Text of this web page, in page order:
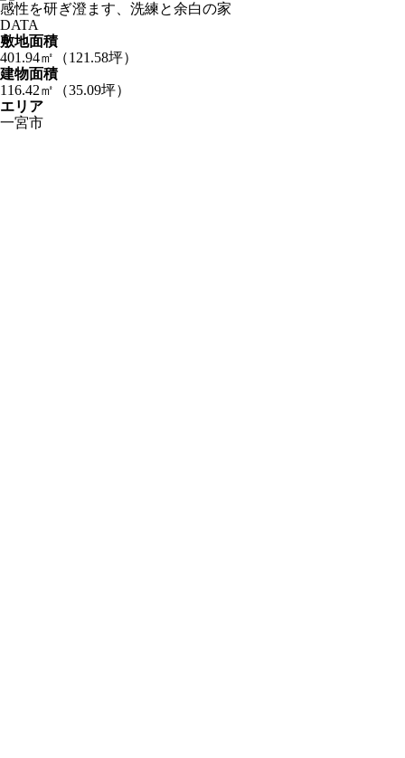
感性を研ぎ澄ます、洗練と余白の家
DATA
敷地面積
401.94㎡（121.58坪）
建物面積
116.42㎡（35.09坪）
エリア
一宮市